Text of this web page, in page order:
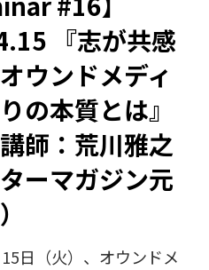
ハウ〜』をテーマにご講
した。その様子を、ア
画として配信します。
『志が共感
ウンドメディ
の本質とは』
師：荒川雅之
ターマガジン元
日（火）、オウンドメ